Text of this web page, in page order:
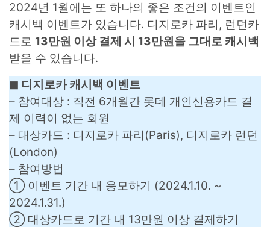
2024년 1월에는 또 하나의 좋은 조건의 이벤트인
캐시백 이벤트가 있습니다. 디지로카 파리, 런던카
드로 13만원 이상 결제 시 13만원을 그대로 캐시백
받을 수 있습니다.
◼︎ 디지로카 캐시백 이벤트
– 참여대상 : 직전 6개월간 롯데 개인신용카드 결
제 이력이 없는 회원
– 대상카드 : 디지로카 파리(Paris), 디지로카 런던
(London)
– 참여방법
① 이벤트 기간 내 응모하기 (2024.1.10. ~
2024.1.31.)
② 대상카드로 기간 내 13만원 이상 결제하기